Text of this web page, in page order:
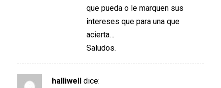
que pueda o le marquen sus
intereses que para una que
acierta…
Saludos.
halliwell dice: